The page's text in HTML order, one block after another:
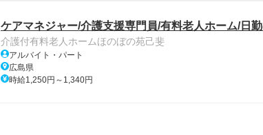
ケアマネジャー/介護支援専門員/有料老人ホーム/日
介護付有料老人ホームほのぼの苑己斐
アルバイト・パート
広島県
時給1,250円～1,340円